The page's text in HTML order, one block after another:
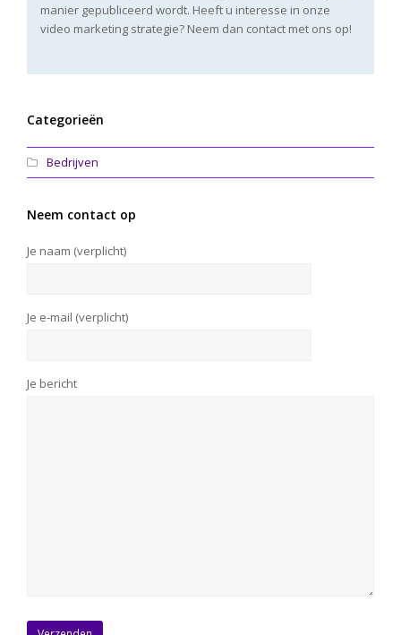
manier gepubliceerd wordt. Heeft u interesse in onze
video marketing strategie? Neem dan contact met ons op!
Categorieën
Bedrijven
Neem contact op
Je naam (verplicht)
Je e-mail (verplicht)
Je bericht